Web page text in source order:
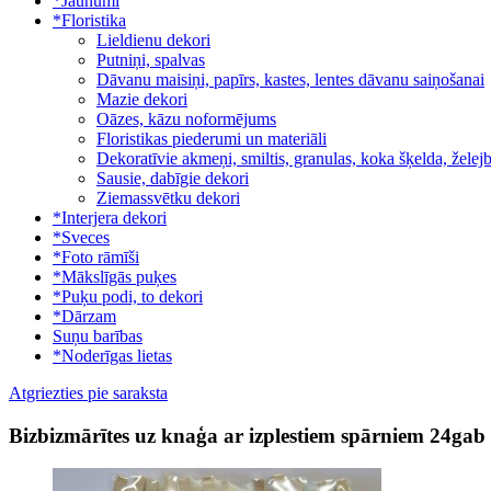
*Floristika
Lieldienu dekori
Putniņi, spalvas
Dāvanu maisiņi, papīrs, kastes, lentes dāvanu saiņošanai
Mazie dekori
Oāzes, kāzu noformējums
Floristikas piederumi un materiāli
Dekoratīvie akmeņi, smiltis, granulas, koka šķelda,
Sausie, dabīgie dekori
Ziemassvētku dekori
*Interjera dekori
*Sveces
*Foto rāmīši
*Mākslīgās puķes
*Puķu podi, to dekori
*Dārzam
Suņu barības
*Noderīgas lietas
Atgriezties pie saraksta
Bizbizmārītes uz knaģa ar izplestiem spārniem 24gab